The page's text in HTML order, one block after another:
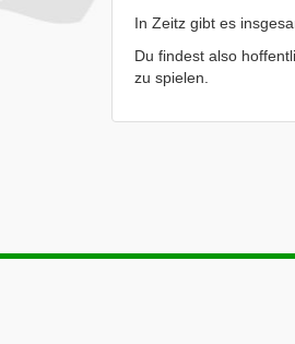
In Zeitz gibt es
Du findest also
zu spielen.